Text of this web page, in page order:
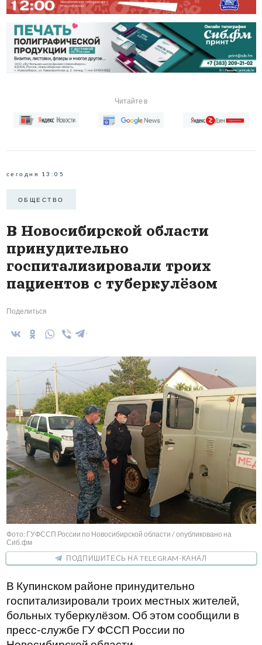
Читайте в
сегодня 13:05
ОБЩЕСТВО
В Новосибирской области
принудительно
госпитализировали троих
пациентов с туберкулёзом
Поделиться
Фото: ГУФССП России по Новосибирской области / опубликовано на
Сиб.фм
ПОДПИШИТЕСЬ НА TELEGRAM-КАНАЛ
В Купинском районе принудительно
госпитализировали троих местных жителей,
больных туберкулёзом. Об этом сообщили в
пресс-службе ГУ ФССП России по